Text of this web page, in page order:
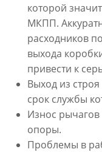
которой
МКПП.
расходников
выхода
привести к
Выход из
срок службы
Износ
опоры.
Проблемы в